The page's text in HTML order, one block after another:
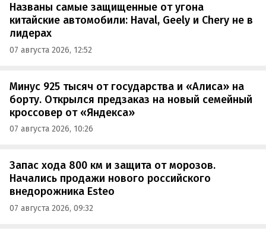
Названы самые защищенные от угона
китайские автомобили: Haval, Geely и Chery не в
лидерах
07 августа 2026, 12:52
Минус 925 тысяч от государства и «Алиса» на
борту. Открылся предзаказ на новый семейный
кроссовер от «Яндекса»
07 августа 2026, 10:26
Запас хода 800 км и защита от морозов.
Начались продажи нового российского
внедорожника Esteo
07 августа 2026, 09:32